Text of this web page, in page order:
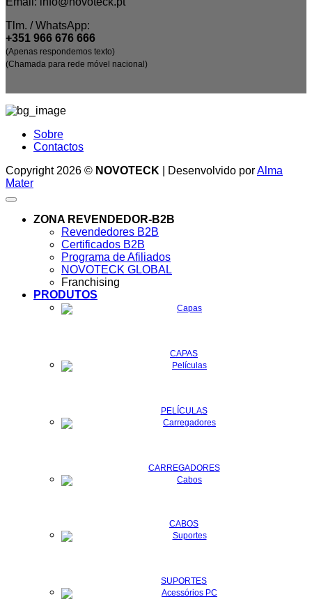
Tlm. / WhatsApp:
+351 966 676 666
(Apenas respondemos texto)
(Chamada para rede móvel nacional)
Sobre
Contactos
Copyright 2026 © NOVOTECK | Desenvolvido porAlma
Mater
ZONA REVENDEDOR-B2B
Revendedores B2B
Certificados B2B
Programa de Afiliados
NOVOTECK GLOBAL
Franchising
PRODUTOS
CAPAS
PELÍCULAS
CARREGADORES
CABOS
SUPORTES